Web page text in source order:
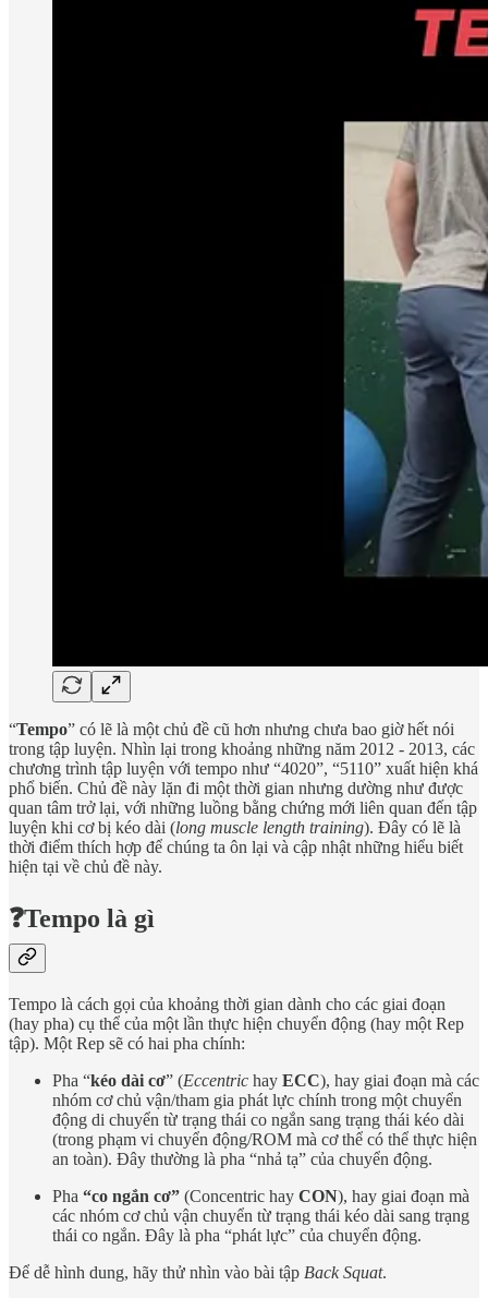
“Tempo” có lẽ là một chủ đề cũ hơn nhưng chưa bao giờ hết nói
trong tập luyện. Nhìn lại trong khoảng những năm 2012 - 2013, các
chương trình tập luyện với tempo như “4020”, “5110” xuất hiện khá
phổ biến. Chủ đề này lặn đi một thời gian nhưng dường như được
quan tâm trở lại, với những luồng bằng chứng mới liên quan đến tập
luyện khi cơ bị kéo dài (long muscle length training). Đây có lẽ là
thời điểm thích hợp để chúng ta ôn lại và cập nhật những hiểu biết
hiện tại về chủ đề này.
❓Tempo là gì
Tempo là cách gọi của khoảng thời gian dành cho các giai đoạn
(hay pha) cụ thể của một lần thực hiện chuyển động (hay một Rep
tập). Một Rep sẽ có hai pha chính:
Pha “kéo dài cơ” (Eccentric hay ECC), hay giai đoạn mà các
nhóm cơ chủ vận/tham gia phát lực chính trong một chuyển
động di chuyển từ trạng thái co ngắn sang trạng thái kéo dài
(trong phạm vi chuyển động/ROM mà cơ thể có thể thực hiện
an toàn). Đây thường là pha “nhả tạ” của chuyển động.
Pha “co ngắn cơ” (Concentric hay CON), hay giai đoạn mà
các nhóm cơ chủ vận chuyển từ trạng thái kéo dài sang trạng
thái co ngắn. Đây là pha “phát lực” của chuyển động.
Để dễ hình dung, hãy thử nhìn vào bài tập Back Squat.